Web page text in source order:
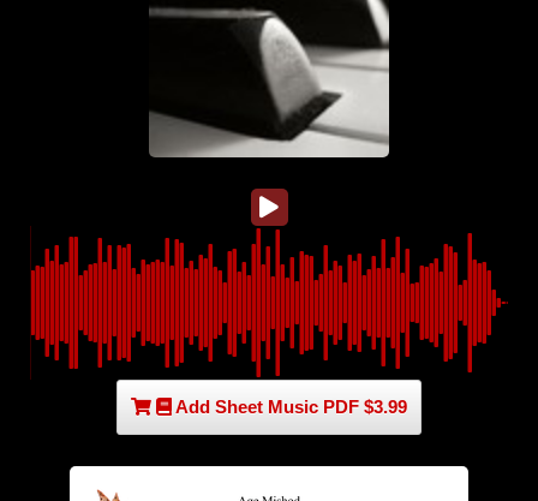
Add Sheet Music PDF $3.99